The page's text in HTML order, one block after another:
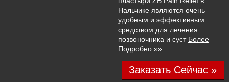
Нальчике являются очень
удобным и эффективным
средством для лечения
позвоночника и суст Более
Подробно »»
Заказать Сейчас »